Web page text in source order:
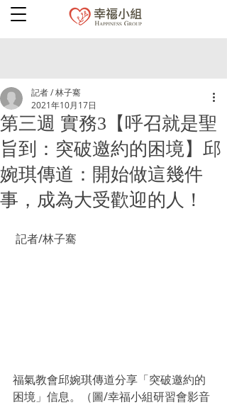
第三週 實務3【呼召就是聖
旨到：突破邀約的困境】邱
婉琪傳道：開始做這幾件
事，成為大受歡迎的人！
記者 / 林子騫
2021年10月17日
記者/林子騫
福氣教會邱婉琪傳道分享「突破邀約的
困境」信息。（圖/幸福小組研習會影音